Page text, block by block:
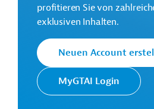
Kontaktadresse
Asiatische
Die ADB
profitieren Sie von
exklusiven Inhalten.
Neuen Account
MyGTAI Login